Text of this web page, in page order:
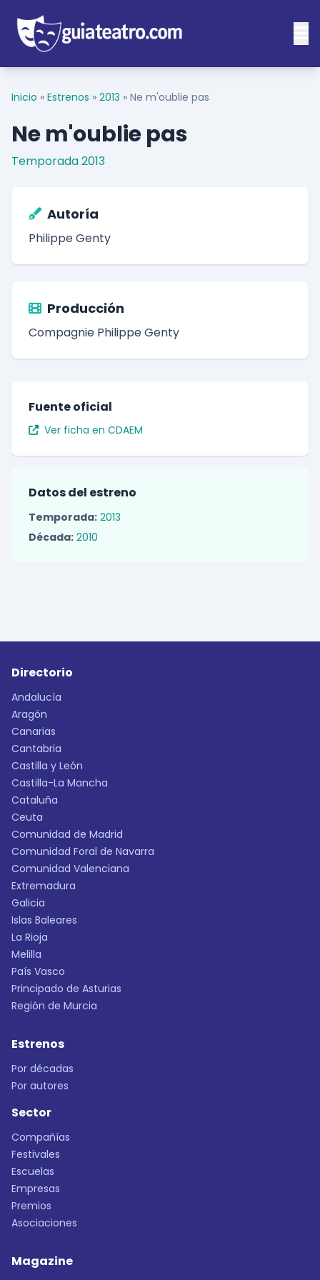
Inicio » Estrenos » 2013 » Ne m'oublie pas
Ne m'oublie pas
Temporada 2013
Autoría
Philippe Genty
Producción
Compagnie Philippe Genty
Fuente oficial
Ver ficha en CDAEM
Datos del estreno
Temporada: 2013
Década: 2010
Directorio
Andalucía
Aragón
Canarias
Cantabria
Castilla y León
Castilla-La Mancha
Cataluña
Ceuta
Comunidad de Madrid
Comunidad Foral de Navarra
Comunidad Valenciana
Extremadura
Galicia
Islas Baleares
La Rioja
Melilla
País Vasco
Principado de Asturias
Región de Murcia
Estrenos
Por décadas
Por autores
Sector
Compañías
Festivales
Escuelas
Empresas
Premios
Asociaciones
Magazine